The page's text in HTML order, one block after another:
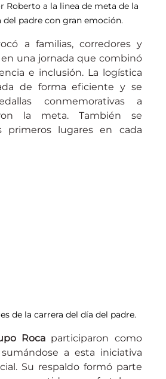
Roberto a la linea de meta de la
del padre con gran emoción.
a familias, corredores y
en una jornada que combinó
e inclusión. La logística
de forma eficiente y se
conmemorativas a
la meta. También se
primeros lugares en cada
de la carrera del día del padre.
Roca participaron como
a esta iniciativa
Su respaldo formó parte